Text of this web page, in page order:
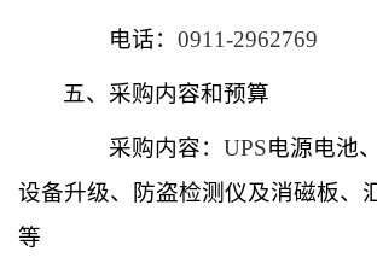
电话： 0911-2962769
五、采购内容和预算
采购内容： UPS电源电池
设备升级、防盗检测仪及消磁板、
等